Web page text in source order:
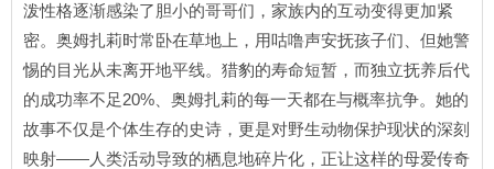
泼性格逐渐感染了胆小的哥哥们，家族内的互动变得更加紧
密。奥姆扎莉时常卧在草地上，用咕噜声安抚孩子们、但她警
惕的目光从未离开地平线。猎豹的寿命短暂，而独立抚养后代
的成功率不足20%、奥姆扎莉的每一天都在与概率抗争。她的
故事不仅是个体生存的史诗，更是对野生动物保护现状的深刻
映射——人类活动导致的栖息地碎片化，正让这样的母爱传奇